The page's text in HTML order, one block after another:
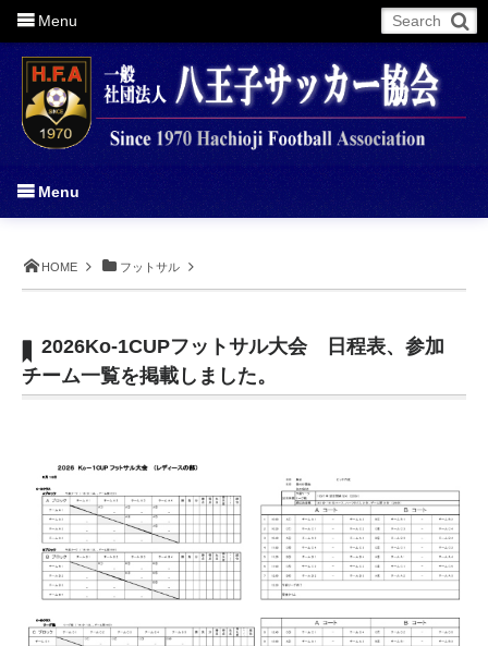
HOME フットサル
2026Ko-1CUPフットサル大会 日程表、参加
チーム一覧を掲載しました。
More
Menu
Menu